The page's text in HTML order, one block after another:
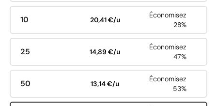
10 20,41 €/u
Économisez
28%
25 14,89 €/u
Économisez
47%
50 13,14 €/u
Économisez
53%